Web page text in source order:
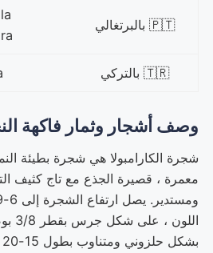
🇵🇹 بالبرتغالي
🇹🇷 بالتركي
وصف أشجار وثمار فاكهة
شجرة الكارامبولا هي شجرة بطيئة
معمرة ، قصيرة الجذع مع تاج كثيف